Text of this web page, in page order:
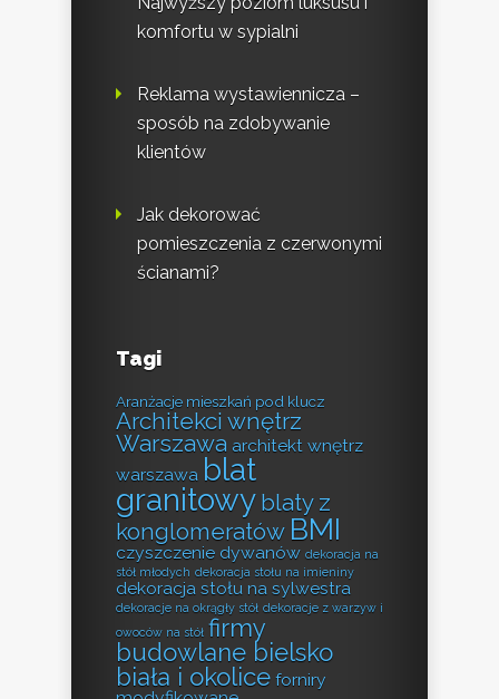
komfortu w sypialni
Reklama wystawiennicza –
sposób na zdobywanie
klientów
Jak dekorować
pomieszczenia z czerwonymi
ścianami?
Tagi
Aranżacje mieszkań pod klucz
Architekci wnętrz
Warszawa architekt wnętrz
warszawa blat
granitowy blaty z
konglomeratów BMI
czyszczenie dywanów dekoracja na
stół młodych dekoracja stołu na imieniny
dekoracja stołu na sylwestra
dekoracje na okrągły stół dekoracje z warzyw i
owoców na stół firmy
budowlane bielsko
biała i okolice forniry